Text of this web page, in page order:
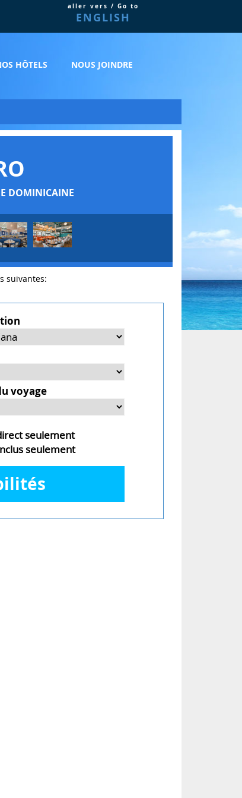
aller vers / Go to
ENGLISH
HÔTELS NOUS JOINDRE
DOMINICAINE
suivantes:
voyage
seulement
seulement